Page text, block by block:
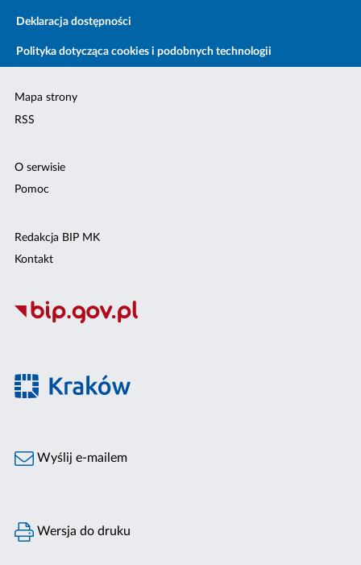
Deklaracja dostępności
Polityka dotycząca cookies i podobnych technologii
Mapa strony
RSS
O serwisie
Pomoc
Redakcja BIP MK
Kontakt
Wyślij e-mailem
Wersja do druku